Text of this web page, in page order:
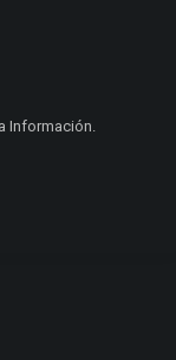
Información.